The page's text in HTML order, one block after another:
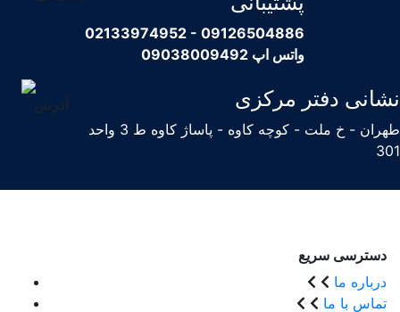
02133974952 - 09126504886
واتس اپ 09038009492
نشانی دفتر مرکزی
طهران - خ ملت - کوچه کاوه - پاساژ کاوه ط 3 واحد
301
دسترسی سریع
درباره ما
تماس با ما